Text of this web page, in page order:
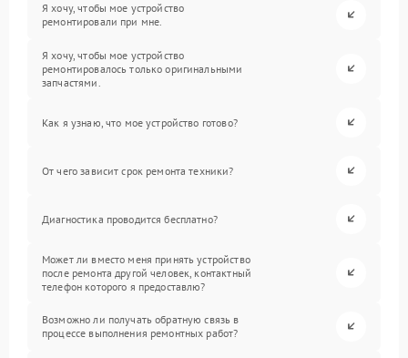
Я хочу, чтобы мое устройство
ремонтировали при мне.
Я хочу, чтобы мое устройство
ремонтировалось только оригинальными
запчастями.
Как я узнаю, что мое устройство готово?
От чего зависит срок ремонта техники?
Диагностика проводится бесплатно?
Может ли вместо меня принять устройство
после ремонта другой человек, контактный
телефон которого я предоставлю?
Возможно ли получать обратную связь в
процессе выполнения ремонтных работ?